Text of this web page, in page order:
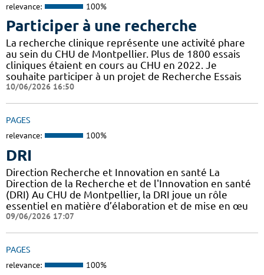
relevance: 100%
Participer à une recherche
La recherche clinique représente une activité phare
au sein du CHU de Montpellier. Plus de 1800 essais
cliniques étaient en cours au CHU en 2022. Je
souhaite participer à un projet de Recherche Essais
10/06/2026 16:50
PAGES
relevance: 100%
DRI
Direction Recherche et Innovation en santé La
Direction de la Recherche et de l'Innovation en santé
(DRI) Au CHU de Montpellier, la DRI joue un rôle
essentiel en matière d’élaboration et de mise en œu
09/06/2026 17:07
PAGES
relevance: 100%